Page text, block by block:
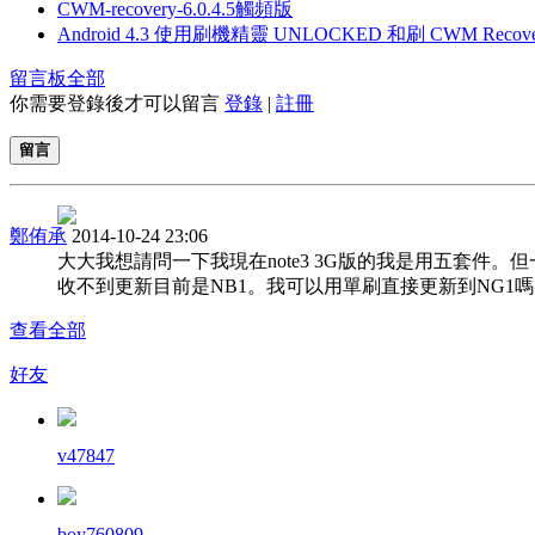
CWM-recovery-6.0.4.5觸頻版
Android 4.3 使用刷機精靈 UNLOCKED 和刷 CWM
留言板全部
你需要登錄後才可以留言 登錄 | 註冊
留言
鄭侑承 2014-10-24 23:06
大大我想請問一下我現在note3 3G版的我是用五套件。但
收不到更新目前是NB1。我可以用單刷直接更新到NG1嗎
查看全部
好友
v47847